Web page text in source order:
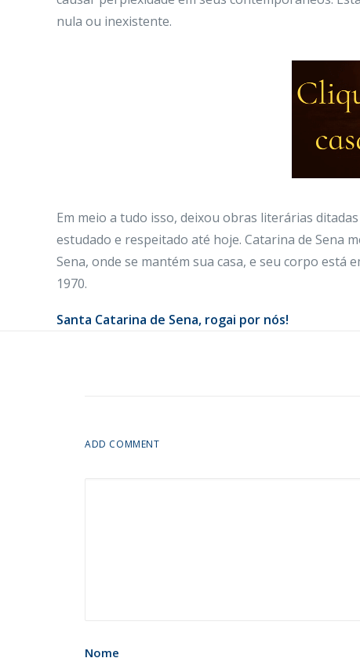
nula ou inexistente.
Em meio a tudo isso, deixou obras literárias
estudado e respeitado até hoje. Catarina de Sena
Sena, onde se mantém sua casa, e seu corpo está
1970.
Santa Catarina de Sena, rogai por nós!
ADD COMMENT
Nome